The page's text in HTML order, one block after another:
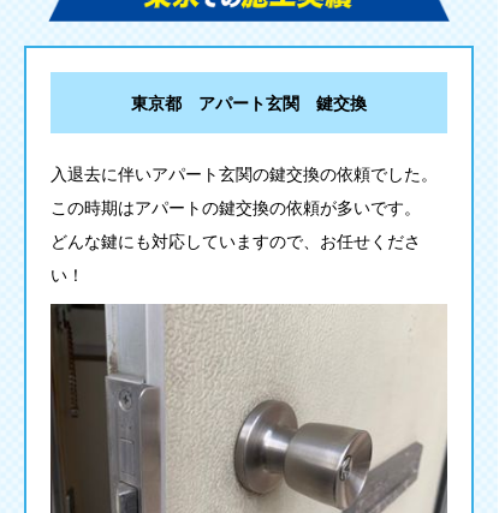
東京都 アパート玄関 鍵交換
入退去に伴いアパート玄関の鍵交換の依頼でした。
この時期はアパートの鍵交換の依頼が多いです。
どんな鍵にも対応していますので、お任せくださ
い！